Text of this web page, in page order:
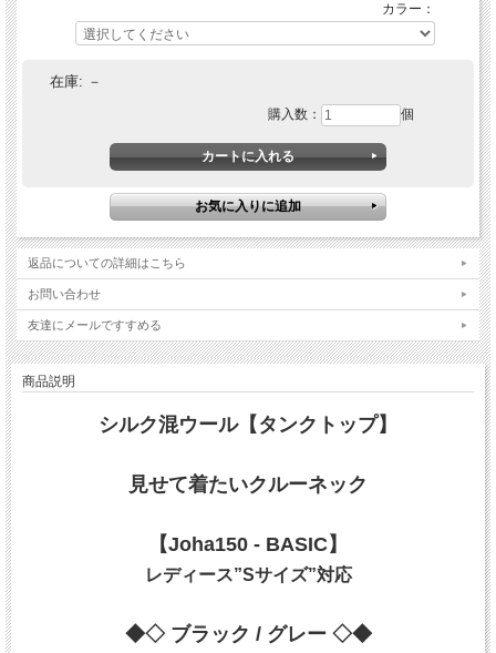
カラー：
在庫: －
購入数： 個
返品についての詳細はこちら
お問い合わせ
友達にメールですすめる
商品説明
シルク混ウール【タンクトップ】
見せて着たいクルーネック
【Joha150 - BASIC】
レディース”Sサイズ”対応
◆◇ ブラック / グレー ◇◆